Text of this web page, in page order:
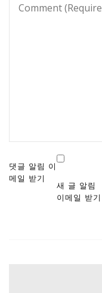
댓글 알림 이
메일 받기
새 글 알림
이메일 받기